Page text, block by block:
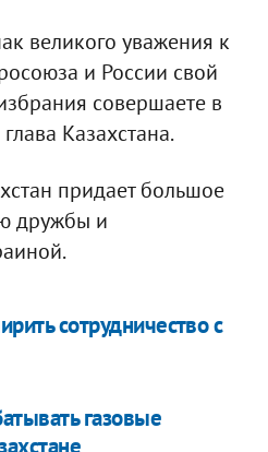
великого уважения к
и России свой
совершаете в
Казахстана.
придает большое
дружбы и
сотрудничество с
газовые